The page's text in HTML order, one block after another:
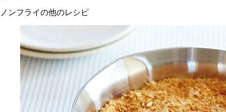
ノンフライの他のレシピ